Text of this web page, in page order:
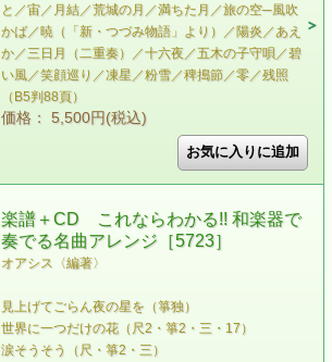
と／宙／月結／荒城の月／満ちた月／旅の空─風吹
かば／暁（「新・つづみ物語」より）／陽炎／あえ
か／三日月（二重奏）／十六夜／五木の子守唄／碧
い風／笑顔巡り／凍星／粉雪／稗搗節／零／残照
（B5判88頁）
価格： 5,500円(税込)
楽譜＋CD これならわかる!! 和楽器で
奏でる名曲アレンジ［5723］
オアシス〈編著〉
見上げてごらん夜の星を（箏独）
世界に一つだけの花（尺2・箏2・三・17）
涙そうそう（尺・箏2・三）